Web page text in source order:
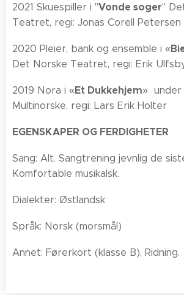
2021 Skuespiller i "Vonde soger"
Teatret, regi: Jonas Corell Petersen
2020 Pleier, bank og ensemble i «
Det Norske Teatret, regi: Erik
2019 Nora i «Et Dukkehjem» under
Multinorske, regi: Lars Erik Holter
EGENSKAPER OG FERDIGHETER
Sang: Alt. Sangtrening jevnlig de
Komfortable musikalsk.
Dialekter: Østlandsk
Språk: Norsk (morsmål)
Annet: Førerkort (klasse B), Ridning.